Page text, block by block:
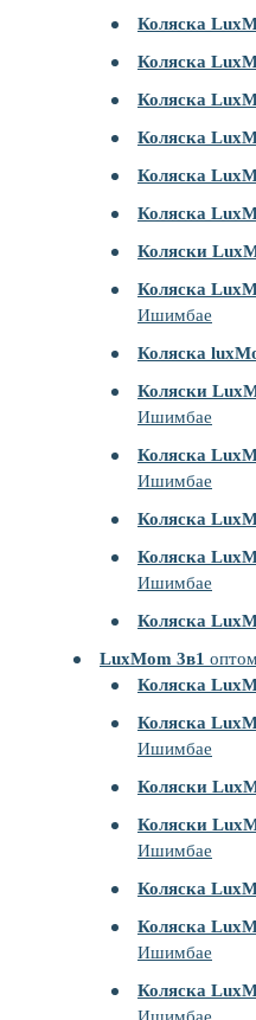
Коляска
Коляска
Коляска
Коляска
Коляска
Коляска
Коляски
Коляска
Ишимбае
Коляска
Коляски
Ишимбае
Коляска
Ишимбае
Коляска
Коляска
Ишимбае
Коляска
LuxMom 3в1
Коляска
Коляска
Ишимбае
Коляски
Коляски
Ишимбае
Коляска
Коляска
Ишимбае
Коляска